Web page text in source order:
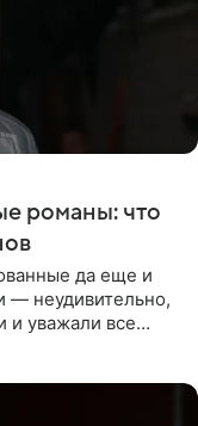
романы: что
да еще и
— неудивительно,
и уважали все